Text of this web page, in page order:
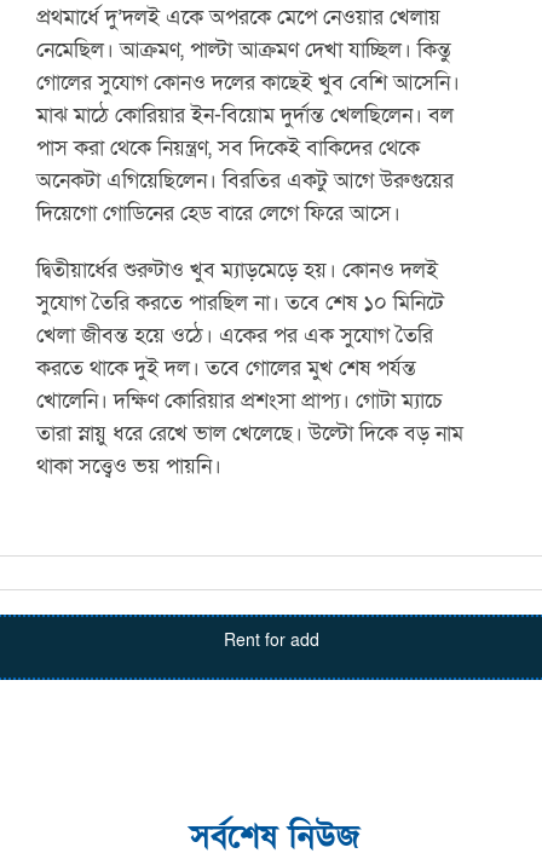
প্রথমার্ধে দু’দলই একে অপরকে মেপে নেওয়ার খেলায়
নেমেছিল। আক্রমণ, পাল্টা আক্রমণ দেখা যাচ্ছিল। কিন্তু
গোলের সুযোগ কোনও দলের কাছেই খুব বেশি আসেনি।
মাঝ মাঠে কোরিয়ার ইন-বিয়োম দুর্দান্ত খেলছিলেন। বল
পাস করা থেকে নিয়ন্ত্রণ, সব দিকেই বাকিদের থেকে
অনেকটা এগিয়েছিলেন। বিরতির একটু আগে উরুগুয়ের
দিয়েগো গোডিনের হেড বারে লেগে ফিরে আসে।
দ্বিতীয়ার্ধের শুরুটাও খুব ম্যাড়মেড়ে হয়। কোনও দলই
সুযোগ তৈরি করতে পারছিল না। তবে শেষ ১০ মিনিটে
খেলা জীবন্ত হয়ে ওঠে। একের পর এক সুযোগ তৈরি
করতে থাকে দুই দল। তবে গোলের মুখ শেষ পর্যন্ত
খোলেনি। দক্ষিণ কোরিয়ার প্রশংসা প্রাপ্য। গোটা ম্যাচে
তারা স্নায়ু ধরে রেখে ভাল খেলেছে। উল্টো দিকে বড় নাম
থাকা সত্ত্বেও ভয় পায়নি।
Rent for add
সর্বশেষ নিউজ